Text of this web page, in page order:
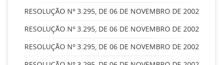
RESOLUÇÃO Nº 3.295, DE 06 DE NOVEMBRO DE 2002
RESOLUÇÃO Nº 3.295, DE 06 DE NOVEMBRO DE 2002
RESOLUÇÃO Nº 3.295, DE 06 DE NOVEMBRO DE 2002